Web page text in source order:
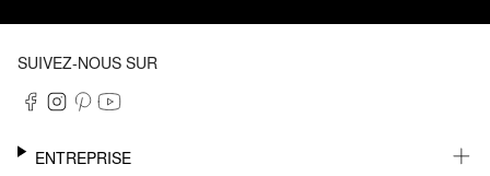
SUIVEZ-NOUS SUR
ENTREPRISE